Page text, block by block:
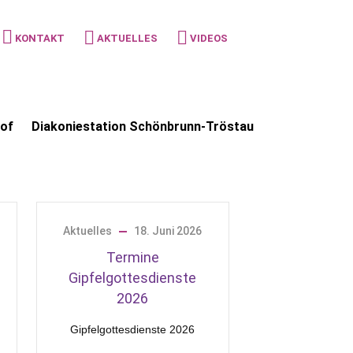
KONTAKT AKTUELLES VIDEOS
Diakoniestation Schönbrunn-Tröstau
Aktuelles 18. Juni 2026
Termine
Gipfelgottesdienste
2026
Gipfelgottesdienste 2026